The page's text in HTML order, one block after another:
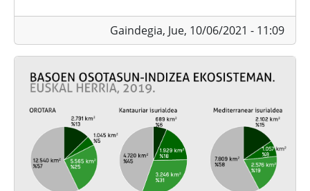
Gaindegia, Jue, 10/06/2021 - 11:09